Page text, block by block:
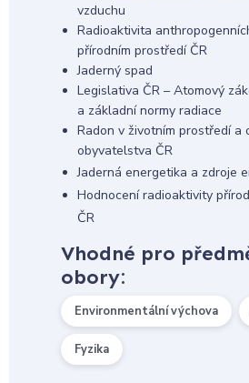
vzduchu
Radioaktivita
přírodním prostředí ČR
Jaderný spad
Legislativa ČR – Atomový
a základní normy radiace
Radon v životním prostředí a
obyvatelstva ČR
Jaderná energetika a zdroje
Hodnocení radioaktivity
ČR
Vhodné pro
obory:
Environmentální výchova
Fyzika